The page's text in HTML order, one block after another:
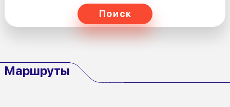
Поиск
Маршруты